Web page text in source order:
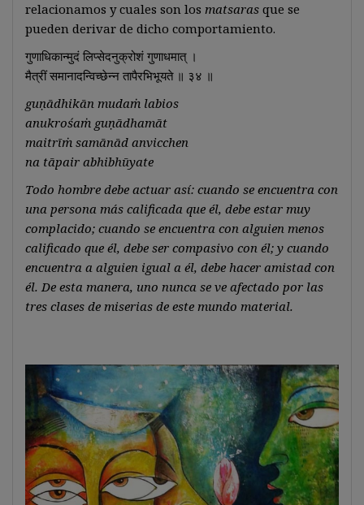
relacionamos y cuales son los matsaras que se
pueden derivar de dicho comportamiento.
गुणाधिकान्मुदं लिप्सेदनुक्रोशं गुणाधमात् ।
मैत्रीं समानादन्विच्छेन्न तापैरभिभूयते ॥ ३४ ॥
guṇādhikān mudaṁ labios
anukrośaṁ guṇādhamāt
maitrīṁ samānād anvicchen
na tāpair abhibhūyate
Todo hombre debe actuar así: cuando se encuentra con
una persona más calificada que él, debe estar muy
complacido; cuando se encuentra con alguien menos
calificado que él, debe ser compasivo con él; y cuando
encuentra a alguien igual a él, debe hacer amistad con
él. De esta manera, uno nunca se ve afectado por las
tres clases de miserias de este mundo material.